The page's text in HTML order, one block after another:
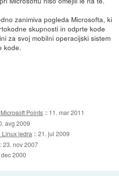
zanimiva pogleda Microsofta, ki
skupnosti in odprte kode
za svoj mobilni operacijski sistem
kode.
Points :: 11. mar 2011
avg 2009
Linux jedra ::21. jul 2009
23. nov 2007
dec 2000